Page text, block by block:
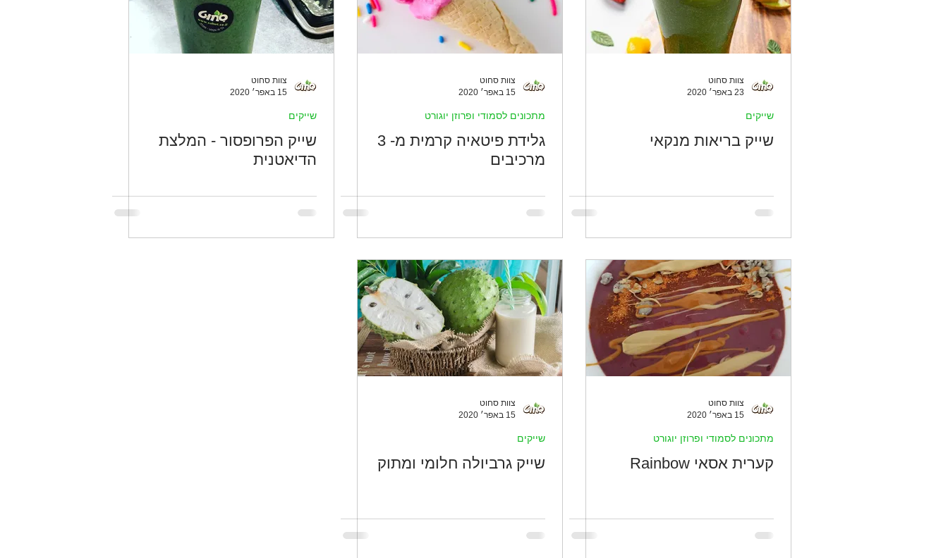
צוות סחוט
23 באפר׳ 2020
שייקים
שייק בריאות מנקאי
צוות סחוט
15 באפר׳ 2020
מתכונים לסמודי ופרוזן יוגורט
גלידת פיטאיה קרמית מ- 3
מרכיבים
צוות סחוט
15 באפר׳ 2020
שייקים
שייק הפרופסור - המלצת
הדיאטנית
צוות סחוט
15 באפר׳ 2020
מתכונים לסמודי ופרוזן יוגורט
קערית אסאי Rainbow
צוות סחוט
15 באפר׳ 2020
שייקים
שייק גרביולה חלומי ומתוק